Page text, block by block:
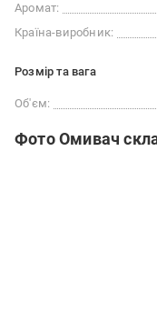
Аромат:
Країна-виробник:
Розмір та вага
Об'єм:
Фото Омивач